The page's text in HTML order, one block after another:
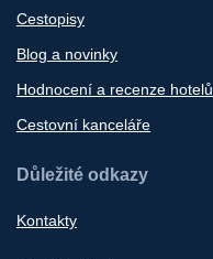
Cestopisy
Blog a novinky
Hodnocení a recenze hotelů
Cestovní kanceláře
Důležité odkazy
Kontakty